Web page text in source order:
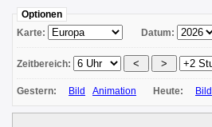
Optionen
Karte:
Datum:
Zeitbereich:
Gestern: Bild Animation Heute: Bild